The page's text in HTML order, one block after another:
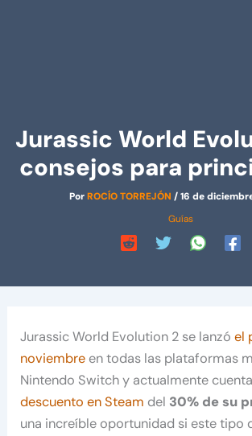
Jurassic World
consejos para
PorROCÍO TORREJÓN /16 de
Guías
Jurassic World Evolution 2 se lanzóel
noviembre en todas las plataformas
Nintendo Switch y actualmente
descuento en Steam del 30% de su
una increíble oportunidad si este tipo